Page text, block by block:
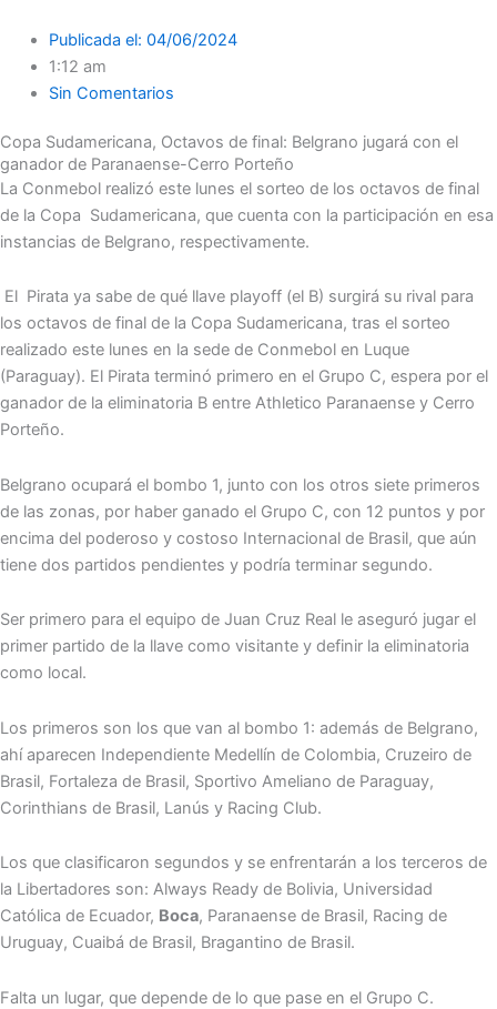
Publicada el: 04/06/2024
1:12 am
Sin Comentarios
Copa Sudamericana, Octavos de final: Belgrano jugará con el
ganador de Paranaense-Cerro Porteño
La Conmebol realizó este lunes el sorteo de los octavos de final
de la Copa Sudamericana, que cuenta con la participación en esa
instancias de Belgrano, respectivamente.
El Pirata ya sabe de qué llave playoff (el B) surgirá su rival para
los octavos de final de la Copa Sudamericana, tras el sorteo
realizado este lunes en la sede de Conmebol en Luque
(Paraguay). El Pirata terminó primero en el Grupo C, espera por el
ganador de la eliminatoria B entre Athletico Paranaense y Cerro
Porteño.
Belgrano ocupará el bombo 1, junto con los otros siete primeros
de las zonas, por haber ganado el Grupo C, con 12 puntos y por
encima del poderoso y costoso Internacional de Brasil, que aún
tiene dos partidos pendientes y podría terminar segundo.
Ser primero para el equipo de Juan Cruz Real le aseguró jugar el
primer partido de la llave como visitante y definir la eliminatoria
como local.
Los primeros son los que van al bombo 1: además de Belgrano,
ahí aparecen Independiente Medellín de Colombia, Cruzeiro de
Brasil, Fortaleza de Brasil, Sportivo Ameliano de Paraguay,
Corinthians de Brasil, Lanús y Racing Club.
Los que clasificaron segundos y se enfrentarán a los terceros de
la Libertadores son: Always Ready de Bolivia, Universidad
Católica de Ecuador, Boca, Paranaense de Brasil, Racing de
Uruguay, Cuaibá de Brasil, Bragantino de Brasil.
Falta un lugar, que depende de lo que pase en el Grupo C.